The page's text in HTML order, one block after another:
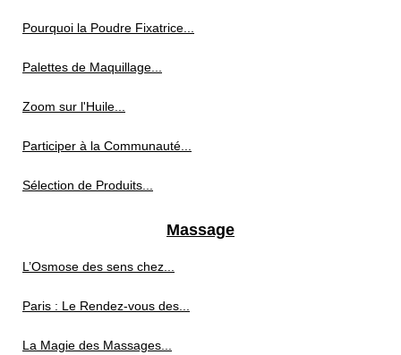
Pourquoi la Poudre Fixatrice...
Palettes de Maquillage...
Zoom sur l'Huile...
Participer à la Communauté...
Sélection de Produits...
Massage
L’Osmose des sens chez...
Paris : Le Rendez-vous des...
La Magie des Massages...